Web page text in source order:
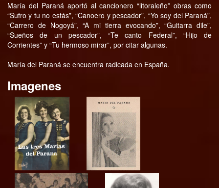
María del Paraná aportó al cancionero “litoraleño” obras como
“Sufro y tu no estás”, “Canoero y pescador”, “Yo soy del Paraná”,
“Carrero de Nogoyá”, “A mi tierra evocando”, “Guitarra dile”,
“Sueños de un pescador”, “Te canto Federal”, “Hijo de
Corrientes” y “Tu hermoso mirar”, por citar algunas.
María del Paraná se encuentra radicada en España.
Imagenes